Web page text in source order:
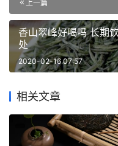
上一篇
香山翠峰好喝吗 长期
处
2020-02-16 07:57
相关文章